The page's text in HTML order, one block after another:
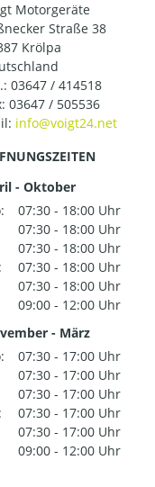
Motorgeräte
Straße 38
Krölpa
03647 / 414518
03647 / 505536
- Oktober
07:30 - 18:00 Uhr
07:30 - 18:00 Uhr
07:30 - 18:00 Uhr
07:30 - 18:00 Uhr
07:30 - 18:00 Uhr
09:00 - 12:00 Uhr
- März
07:30 - 17:00 Uhr
07:30 - 17:00 Uhr
07:30 - 17:00 Uhr
07:30 - 17:00 Uhr
07:30 - 17:00 Uhr
09:00 - 12:00 Uhr